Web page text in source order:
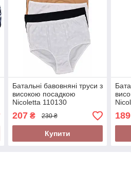
Батальні бавовняні труси з
високою посадкою
Nicoletta 110130
207₴ 230 ₴
Купити
189